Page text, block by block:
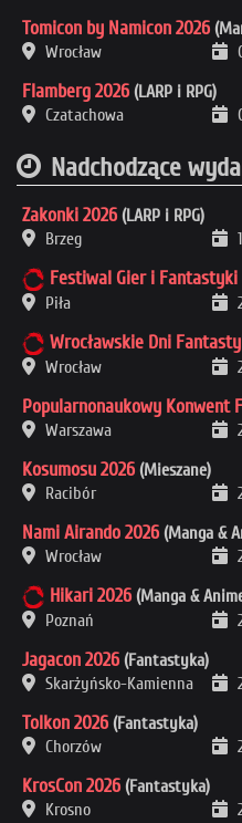
Tomicon by Namicon 2026
Wrocław
Flamberg 2026 (LARP i RPG)
Czatachowa
Nadchodzące
Zakonki 2026 (LARP i RPG)
Brzeg
Festiwal Gier i Fantastyki
Piła
Wrocławskie Dni
Wrocław
Popularnonaukowy Konwent
Warszawa
Kosumosu 2026 (Mieszane)
Racibór
Nami Airando 2026 (Manga &
Wrocław
Hikari 2026 (Manga &
Poznań
Jagacon 2026 (Fantastyka)
Skarżyńsko-Kamienna
Tolkon 2026 (Fantastyka)
Chorzów
KrosCon 2026 (Fantastyka)
Krosno